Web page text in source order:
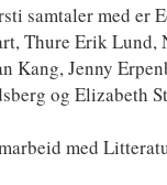
samtaler med er
Thure Erik Lund,
Kang, Jenny
og Elizabeth
med